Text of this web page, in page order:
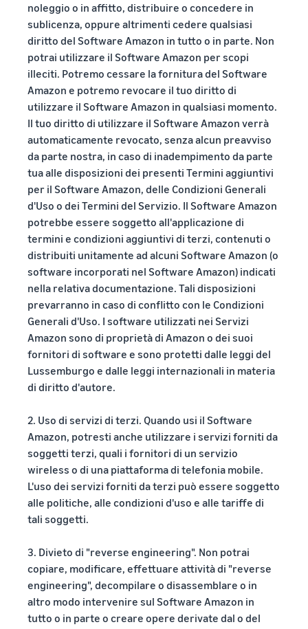
noleggio o in affitto, distribuire o concedere in
sublicenza, oppure altrimenti cedere qualsiasi
diritto del Software Amazon in tutto o in parte. Non
potrai utilizzare il Software Amazon per scopi
illeciti. Potremo cessare la fornitura del Software
Amazon e potremo revocare il tuo diritto di
utilizzare il Software Amazon in qualsiasi momento.
Il tuo diritto di utilizzare il Software Amazon verrà
automaticamente revocato, senza alcun preavviso
da parte nostra, in caso di inadempimento da parte
tua alle disposizioni dei presenti Termini aggiuntivi
per il Software Amazon, delle Condizioni Generali
d'Uso o dei Termini del Servizio. Il Software Amazon
potrebbe essere soggetto all'applicazione di
termini e condizioni aggiuntivi di terzi, contenuti o
distribuiti unitamente ad alcuni Software Amazon (o
software incorporati nel Software Amazon) indicati
nella relativa documentazione. Tali disposizioni
prevarranno in caso di conflitto con le Condizioni
Generali d'Uso. I software utilizzati nei Servizi
Amazon sono di proprietà di Amazon o dei suoi
fornitori di software e sono protetti dalle leggi del
Lussemburgo e dalle leggi internazionali in materia
di diritto d'autore.
2. Uso di servizi di terzi. Quando usi il Software
Amazon, potresti anche utilizzare i servizi forniti da
soggetti terzi, quali i fornitori di un servizio
wireless o di una piattaforma di telefonia mobile.
L'uso dei servizi forniti da terzi può essere soggetto
alle politiche, alle condizioni d'uso e alle tariffe di
tali soggetti.
3. Divieto di "reverse engineering". Non potrai
copiare, modificare, effettuare attività di "reverse
engineering", decompilare o disassemblare o in
altro modo intervenire sul Software Amazon in
tutto o in parte o creare opere derivate dal o del